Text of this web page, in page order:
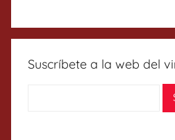
Suscríbete a la web del